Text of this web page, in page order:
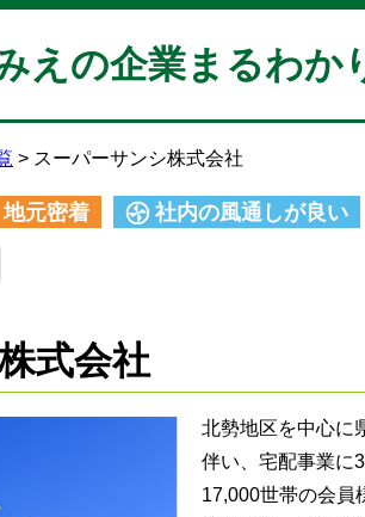
えの企業まるわか
スーパーサンシ株式会社
地元密着 社内の風通しが良い
式会社
北勢地区を中心に
伴い、宅配事業に
17,000世帯の会員